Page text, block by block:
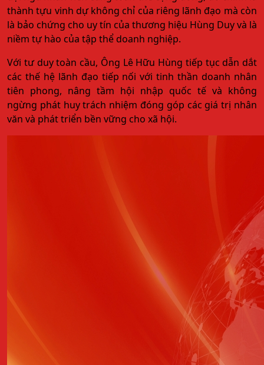
thành tựu vinh dự không chỉ của riêng lãnh đạo mà còn
là bảo chứng cho uy tín của thương hiệu Hùng Duy và là
niềm tự hào của tập thể doanh nghiệp.
Với tư duy toàn cầu, Ông Lê Hữu Hùng tiếp tục dẫn dắt
các thế hệ lãnh đạo tiếp nối với tinh thần doanh nhân
tiên phong, nâng tầm hội nhập quốc tế và không
ngừng phát huy trách nhiệm đóng góp các giá trị nhân
văn và phát triển bền vững cho xã hội.